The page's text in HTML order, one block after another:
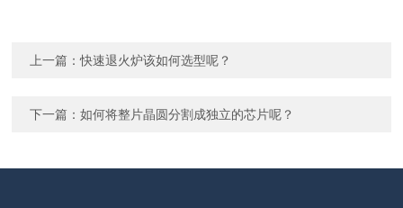
上一篇：快速退火炉该如何选型呢？
下一篇：如何将整片晶圆分割成独立的芯片呢？